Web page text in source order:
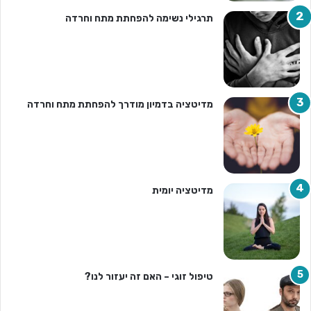
תרגילי נשימה להפחתת מתח וחרדה
מדיטציה בדמיון מודרך להפחתת מתח וחרדה
מדיטציה יומית
טיפול זוגי – האם זה יעזור לנו?